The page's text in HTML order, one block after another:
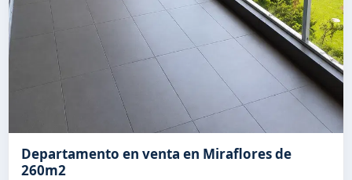
Departamento en venta en Miraflores de
260m2